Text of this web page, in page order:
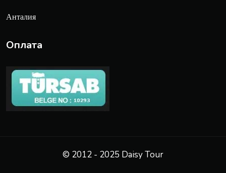
Анталия
Оплата
© 2012 - 2025 Daisy Tour